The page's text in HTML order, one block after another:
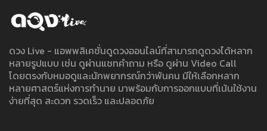
ดวง Live - แอพพลิเคชั่นดูดวงออนไลน์ที่สามารถดูดวงได้หลาก
หลายรูปแบบ เช่น ดูผ่านแชทคำถาม หรือ ดูผ่าน Video Call
โดยตรงกับหมอดูและนักพยากรณ์กว่าพันคน มีให้เลือกหลาก
หลายศาสตร์แห่งการทำนาย มาพร้อมกับการออกแบบที่เน้นใช้งาน
ง่ายที่สุด สะดวก รวดเร็ว และปลอดภัย